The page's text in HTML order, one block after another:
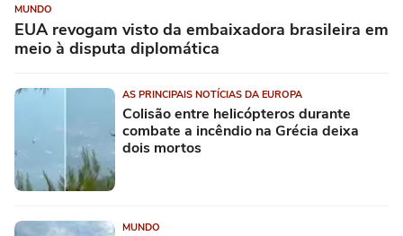
MUNDO
EUA revogam visto da embaixadora brasileira em
meio à disputa diplomática
AS PRINCIPAIS NOTÍCIAS DA EUROPA
Colisão entre helicópteros durante
combate a incêndio na Grécia deixa
dois mortos
MUNDO